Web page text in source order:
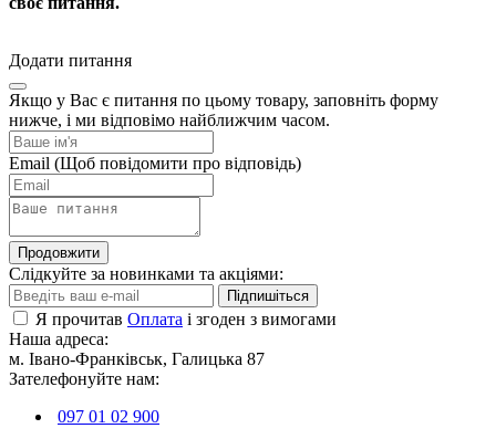
Додати питання
Якщо у Вас є питання по цьому товару, заповніть форму
нижче, і ми відповімо найближчим часом.
Email (Щоб повідомити про відповідь)
Продовжити
Слідкуйте за новинками та акціями:
Підпишіться
Я прочитав Оплата і згоден з вимогами
Наша адреса:
м. Івано-Франківськ, Галицька 87
Зателефонуйте нам:
097 01 02 900